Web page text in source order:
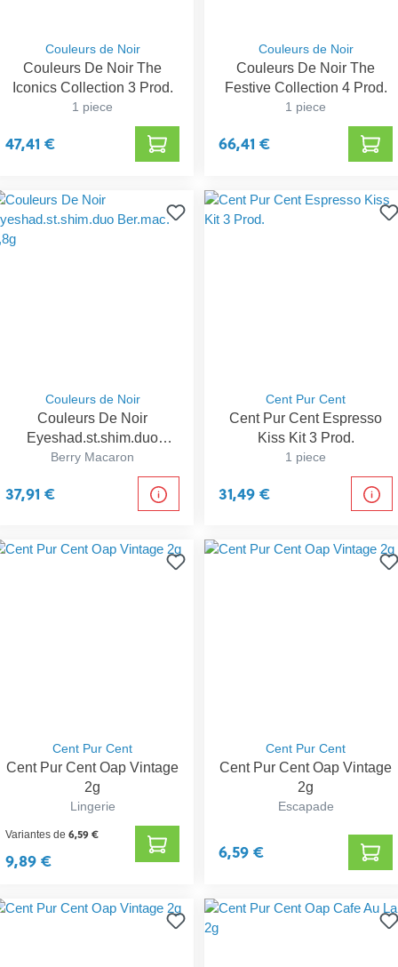
Couleurs de Noir
Couleurs De Noir The
Iconics Collection 3 Prod.
1 piece
47,41 €
Couleurs de Noir
Couleurs De Noir The
Festive Collection 4 Prod.
1 piece
66,41 €
Couleurs de Noir
Couleurs De Noir
Eyeshad.st.shim.duo
Ber.mac. 2,8g
Berry Macaron
37,91 €
Cent Pur Cent
Cent Pur Cent Espresso
Kiss Kit 3 Prod.
1 piece
31,49 €
Cent Pur Cent
Cent Pur Cent Oap Vintage
2g
Lingerie
Variantes de6,59 €
9,89 €
Cent Pur Cent
Cent Pur Cent Oap Vintage
2g
Escapade
6,59 €